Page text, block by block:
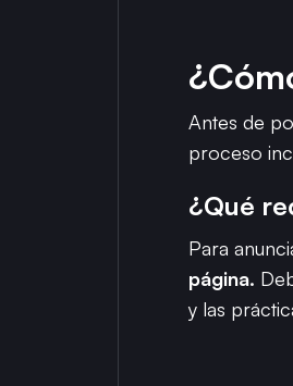
Antes de
proceso
¿Qué
Para
página.
y las